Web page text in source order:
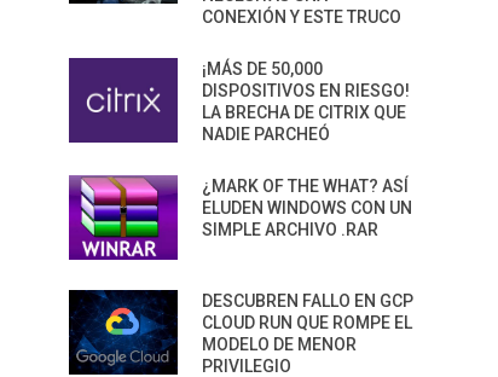
CONEXIÓN Y ESTE TRUCO
¡MÁS DE 50,000
DISPOSITIVOS EN RIESGO!
LA BRECHA DE CITRIX QUE
NADIE PARCHEÓ
¿MARK OF THE WHAT? ASÍ
ELUDEN WINDOWS CON UN
SIMPLE ARCHIVO .RAR
DESCUBREN FALLO EN GCP
CLOUD RUN QUE ROMPE EL
MODELO DE MENOR
PRIVILEGIO